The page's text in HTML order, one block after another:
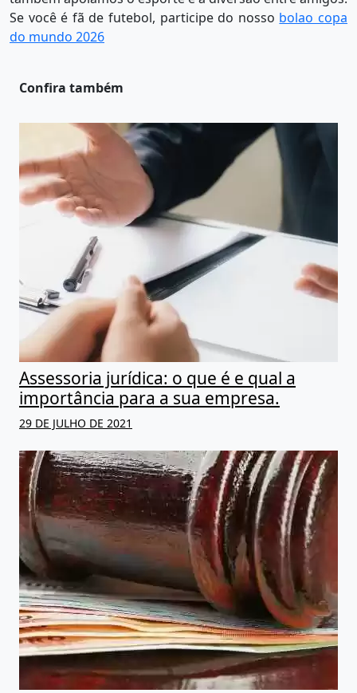
Se você é fã de futebol, participe do nosso bolao copa
do mundo 2026
Confira também
Assessoria jurídica: o que é e qual a
importância para a sua empresa.
29 DE JULHO DE 2021